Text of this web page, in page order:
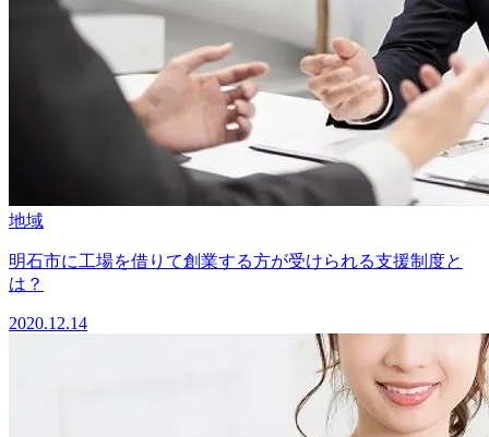
地域
明石市に工場を借りて創業する方が受けられる支援制度と
は？
2020.12.14